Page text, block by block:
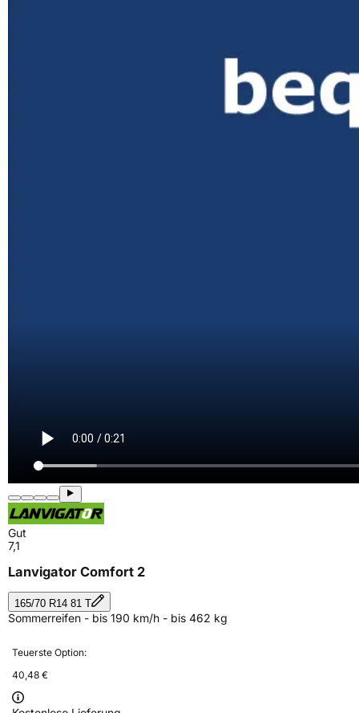
Gut
7,1
Lanvigator Comfort 2
165/70 R14 81 T
Sommerreifen - bis 190 km/h - bis 462 kg
Teuerste Option:
40,48 €